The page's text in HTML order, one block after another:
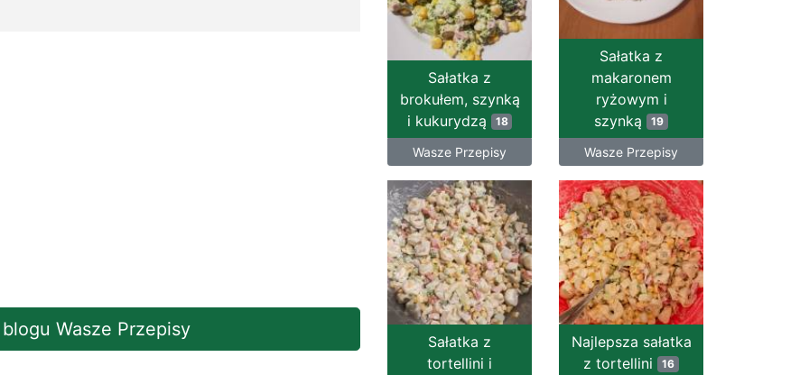
Wasze Przepisy
Sałatka z
makaronem
ryżowym i
szynką 19
Wasze Przepisy
Sałatka z
brokułem, szynką
i kukurydzą
18
Wasze Przepisy
Sałatka z
tortellini i
Najlepsza sałatka
z tortellini 16